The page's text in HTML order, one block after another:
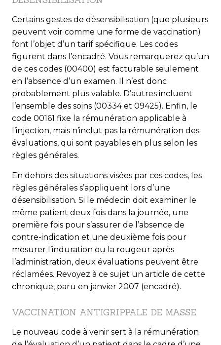
Certains gestes de désensibilisation (que plusieurs
peuvent voir comme une forme de vaccination)
font l’objet d’un tarif spécifique. Les codes
figurent dans l’encadré. Vous remarquerez qu’un
de ces codes (00400) est facturable seulement
en l’absence d’un examen. Il n’est donc
probablement plus valable. D’autres incluent
l’ensemble des soins (00334 et 09425). Enfin, le
code 00161 fixe la rémunération applicable à
l’injection, mais n’inclut pas la rémunération des
évaluations, qui sont payables en plus selon les
règles générales.
En dehors des situations visées par ces codes, les
règles générales s’appliquent lors d’une
désensibilisation. Si le médecin doit examiner le
même patient deux fois dans la journée, une
première fois pour s’assurer de l’absence de
contre-indication et une deuxième fois pour
mesurer l’induration ou la rougeur après
l’administration, deux évaluations peuvent être
réclamées. Revoyez à ce sujet un article de cette
chronique, paru en janvier 2007 (encadré).
VACCINATION ANTIGRIPPALE DE MASSE
Le nouveau code à venir sert à la rémunération